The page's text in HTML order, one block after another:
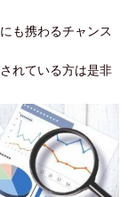
も携わるチャンス
れている方は是非